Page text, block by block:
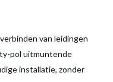
van leidingen
pol uitmuntende
installatie, zonder